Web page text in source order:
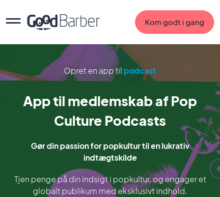
Kom godt i gang
Opret en app til podcast
App til medlemskab af Pop
Culture Podcasts
Gør din passion for popkultur til en lukrativ
indtægtskilde
Tjen penge på din indsigt i popkultur, og engager et
globalt publikum med eksklusivt indhold.